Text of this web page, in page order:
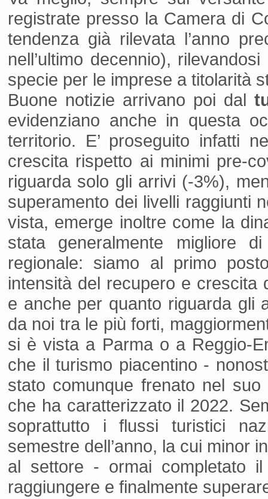
registrate presso la Camera di
tendenza già rilevata l’anno
nell’ultimo decennio),
specie per le imprese a titolarità
Buone notizie arrivano poi dal
evidenziano anche in questa
territorio. E’ proseguito infatti
crescita rispetto ai minimi pre-
riguarda solo gli arrivi (-3%),
superamento dei livelli raggiunti
vista, emerge inoltre come la
stata generalmente migliore
regionale: siamo al primo
intensità del recupero e crescita
e anche per quanto riguarda gli
da noi tra le più forti,
si è vista a Parma o a Reggio-
che il turismo piacentino -
stato comunque frenato nel
che ha caratterizzato il 2022.
soprattutto i flussi turistici
semestre dell’anno, la cui minor
al settore - ormai completato
raggiungere e finalmente